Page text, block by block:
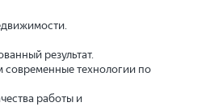
результат.
современные технологии по
работы и